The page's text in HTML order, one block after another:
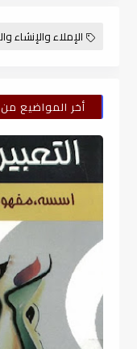
الإملاء والإنشاء
أخر المواضيع